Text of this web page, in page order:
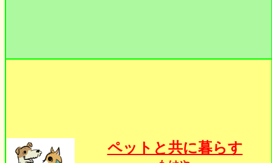
ペットと共に暮らす